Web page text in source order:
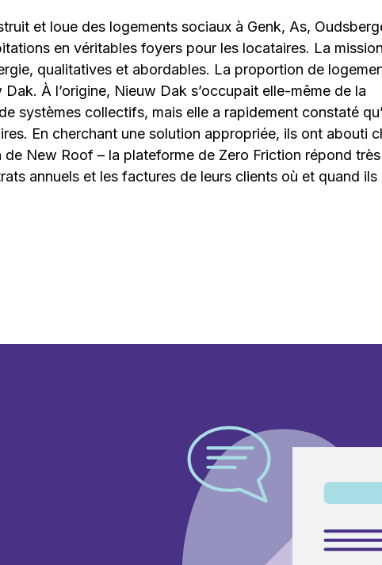
et loue des logements sociaux à Genk, As,
en véritables foyers pour les locataires. La
qualitatives et abordables. La proportion de
À l’origine, Nieuw Dak s’occupait elle-même de la
systèmes collectifs, mais elle a rapidement constaté
En cherchant une solution appropriée, ils ont abouti
New Roof – la plateforme de Zero Friction répond
annuels et les factures de leurs clients où et quand ils